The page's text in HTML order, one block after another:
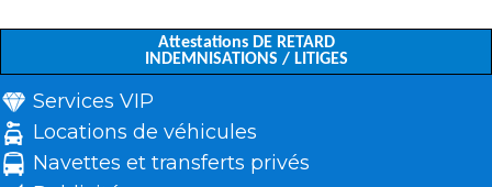
Attestations DE RETARD
INDEMNISATIONS / LITIGES
Services VIP
Locations de véhicules
Navettes et transferts privés